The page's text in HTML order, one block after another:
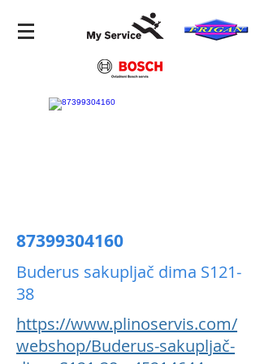
87399304160
Buderus sakupljač dima S121-
38
https://www.plinoservis.com/
webshop/Buderus-sakupljač-